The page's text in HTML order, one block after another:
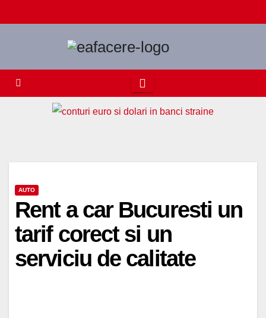
to
AUTO
Rent a car Bucuresti un
tarif corect si un
serviciu de calitate